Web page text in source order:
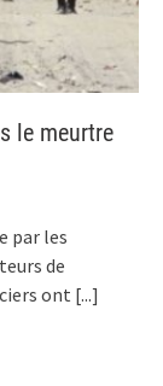
le meurtre
par les
de
ont [...]